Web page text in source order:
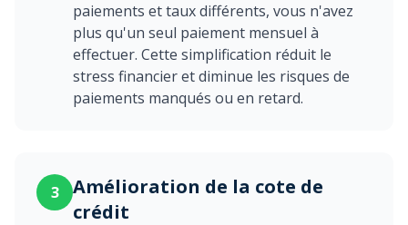
paiements et taux différents, vous n'avez
plus qu'un seul paiement mensuel à
effectuer. Cette simplification réduit le
stress financier et diminue les risques de
paiements manqués ou en retard.
3
Amélioration de la cote de
crédit